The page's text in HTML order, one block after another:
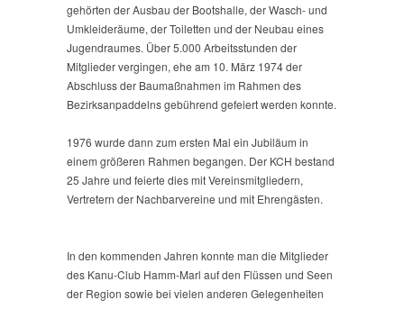
gehörten der Ausbau der Bootshalle, der Wasch- und
Umkleideräume, der Toiletten und der Neubau eines
Jugendraumes. Über 5.000 Arbeitsstunden der
Mitglieder vergingen, ehe am 10. März 1974 der
Abschluss der Baumaßnahmen im Rahmen des
Bezirksanpaddelns gebührend gefeiert werden konnte.
1976 wurde dann zum ersten Mal ein Jubiläum in
einem größeren Rahmen begangen. Der KCH bestand
25 Jahre und feierte dies mit Vereinsmitgliedern,
Vertretern der Nachbarvereine und mit Ehrengästen.
In den kommenden Jahren konnte man die Mitglieder
des Kanu-Club Hamm-Marl auf den Flüssen und Seen
der Region sowie bei vielen anderen Gelegenheiten